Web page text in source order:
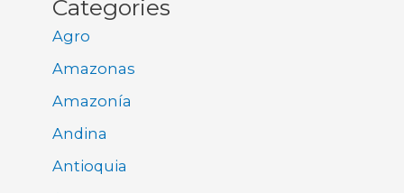
Categories
Agro
Amazonas
Amazonía
Andina
Antioquia